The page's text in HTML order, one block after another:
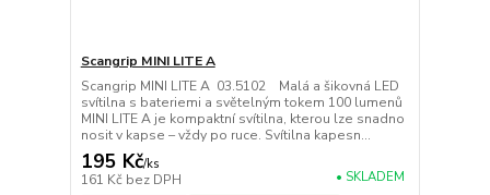
Scangrip MINI LITE A
Scangrip MINI LITE A 03.5102 Malá a šikovná LED
svítilna s bateriemi a světelným tokem 100 lumenů
MINI LITE A je kompaktní svítilna, kterou lze snadno
nosit v kapse – vždy po ruce. Svítilna kapesn...
195 Kč/ks
161 Kč bez DPH • SKLADEM